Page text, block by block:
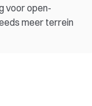
voor open-
meer terrein